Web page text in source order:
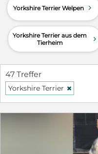
Yorkshire Terrier Welpen d
Yorkshire Terrier aus dem
Tierheim
d
47 Treffer
Yorkshire Terrier H